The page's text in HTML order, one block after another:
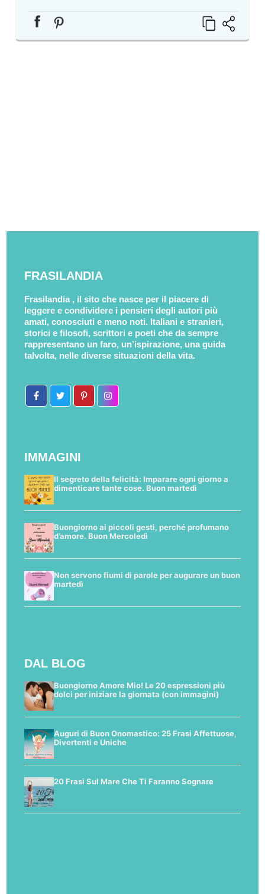
FRASILANDIA
Frasilandia , il sito che nasce per il piacere di
leggere e condividere i pensieri degli autori più
amati, conosciuti e meno noti. Italiani e stranieri,
storici e filosofi, scrittori e poeti che da sempre
rappresentano un faro, un’ispirazione, una guida
talvolta, nelle diverse situazioni della vita.
IMMAGINI
Il segreto della felicità: Imparare ogni giorno a
dimenticare tante cose. Buon martedì
Buongiorno ai piccoli gesti, perché profumano
d’amore. Buon Mercoledì
Non servono fiumi di parole per augurare un buon
martedì
DAL BLOG
Buongiorno Amore Mio! Le 20 espressioni più
dolci per iniziare la giornata (con immagini)
Auguri di Buon Onomastico: 25 Frasi Affettuose,
Divertenti e Uniche
20 Frasi Sul Mare Che Ti Faranno Sognare